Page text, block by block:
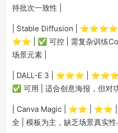
持批次一致性 |
| Stable Diffusion |
⭐⭐ | ✅ 可控 | 需复杂训练
场景元素 |
| DALL-E 3 | ⭐⭐⭐ |
✅ 可用 | 适合创意海报，但对
| Canva Magic | ⭐⭐ |
全 | 模板为主，缺乏场景真实性